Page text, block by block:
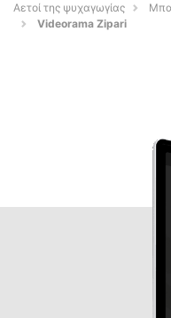
Αετοί της ψυχαγωγίας
Videorama Zipari